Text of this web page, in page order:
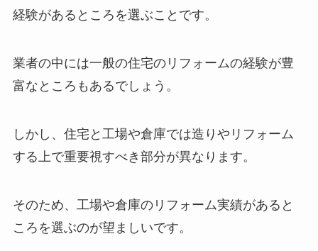
経験があるところを選ぶことです。
業者の中には一般の住宅のリフォームの経験が豊
富なところもあるでしょう。
しかし、住宅と工場や倉庫では造りやリフォーム
する上で重要視すべき部分が異なります。
そのため、工場や倉庫のリフォーム実績があると
ころを選ぶのが望ましいです。